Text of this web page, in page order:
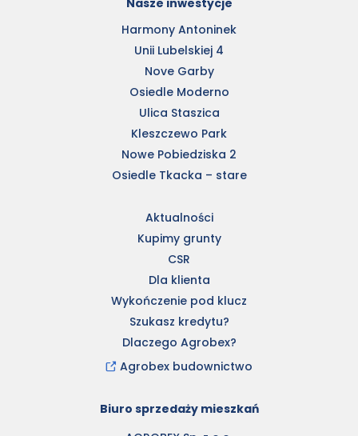
Harmony Antoninek
Unii Lubelskiej 4
Nove Garby
Osiedle Moderno
Ulica Staszica
Kleszczewo Park
Nowe Pobiedziska 2
Osiedle Tkacka – stare
Aktualności
Kupimy grunty
CSR
Dla klienta
Wykończenie pod klucz
Szukasz kredytu?
Dlaczego Agrobex?
Agrobex budownictwo
Biuro sprzedaży mieszkań